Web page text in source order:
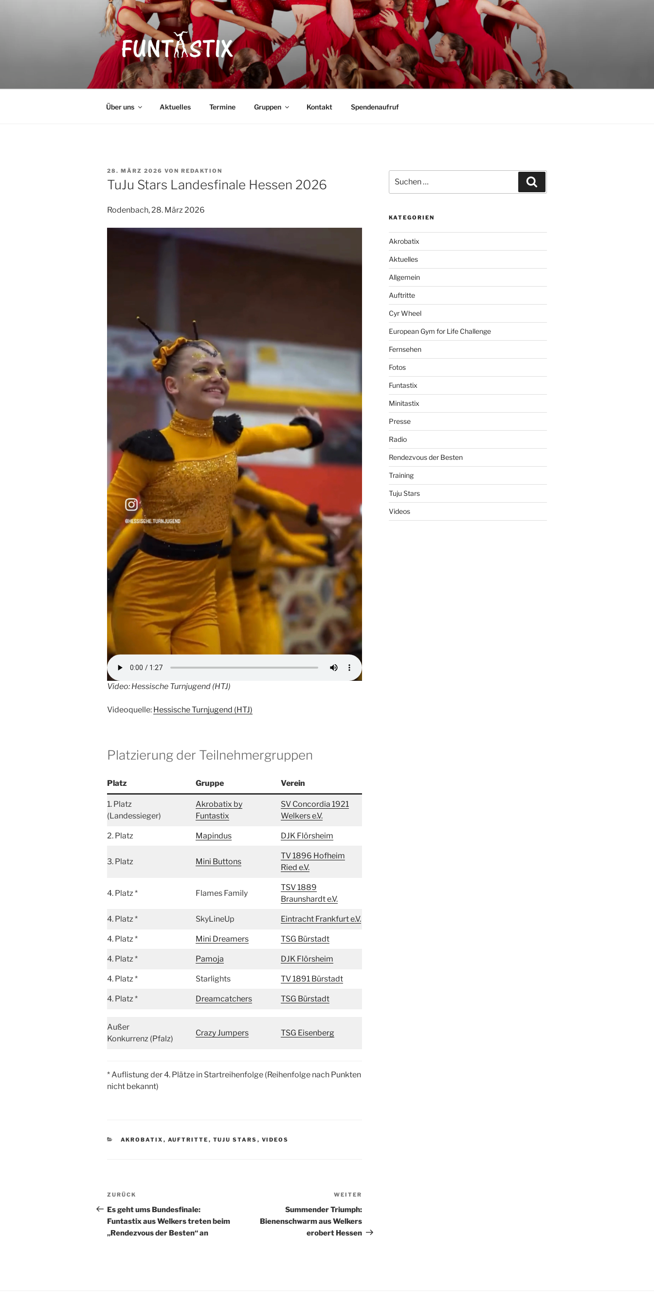
FUNTASTIX
Showakrobatik
Über uns Aktuelles Termine Gruppen Kontakt Spendenaufruf
VERÖFFENTLICHT
AM
28. MÄRZ 2026 VON REDAKTION
TuJu Stars Landesfinale Hessen 2026
Rodenbach, 28. März 2026
Video: Hessische Turnjugend (HTJ)
Videoquelle: Hessische Turnjugend (HTJ)
Platzierung der Teilnehmergruppen
Platz Gruppe Verein
1. Platz
(Landessieger)
Akrobatix by
Funtastix
SV Concordia 1921
Welkers e.V.
2. Platz Mapindus DJK Flörsheim
3. Platz Mini Buttons
TV 1896 Hofheim
Ried e.V.
4. Platz * Flames Family
TSV 1889
Braunshardt e.V.
4. Platz * SkyLineUp Eintracht Frankfurt e.V.
4. Platz * Mini Dreamers TSG Bürstadt
4. Platz * Pamoja DJK Flörsheim
4. Platz * Starlights TV 1891 Bürstadt
4. Platz * Dreamcatchers TSG Bürstadt
Außer
Konkurrenz (Pfalz)
Crazy Jumpers TSG Eisenberg
* Auflistung der 4. Plätze in Startreihenfolge (Reihenfolge nach Punkten
nicht bekannt)
KATEGORIEN
AKROBATIX , AUFTRITTE , TUJU STARS , VIDEOS
Beitragsnavigation
Vorheriger
Beitrag
ZURÜCK
Es geht ums Bundesfinale:
Funtastix aus Welkers treten beim
„Rendezvous der Besten“ an
Beitrag
WEITER
Summender Triumph:
Bienenschwarm aus Welkers
erobert Hessen
nach:
KATEGORIEN
Akrobatix
Aktuelles
Allgemein
Auftritte
Cyr Wheel
European Gym for Life Challenge
Fernsehen
Fotos
Funtastix
Minitastix
Presse
Radio
Rendezvous der Besten
Training
Tuju Stars
Videos